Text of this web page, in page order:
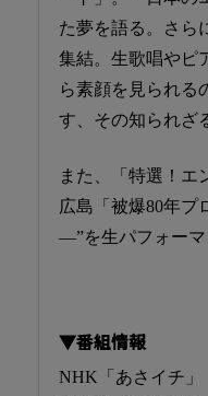
た夢を語る。さら
集結。生歌唱やピ
ら素顔を見られる
す、その知られざ
また、「特選！エ
広島「被爆80年
―”を生パフォー
▼番組情報
NHK「あさイチ」